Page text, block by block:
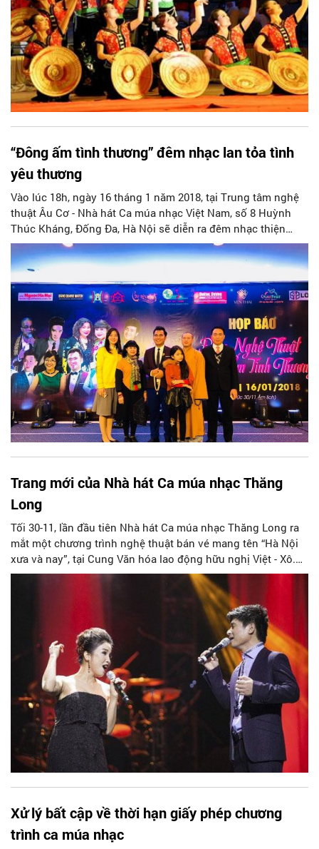
“Đông ấm tình thương” đêm nhạc lan tỏa tình
yêu thương
Vào lúc 18h, ngày 16 tháng 1 năm 2018, tại Trung tâm nghệ
thuật Âu Cơ - Nhà hát Ca múa nhạc Việt Nam, số 8 Huỳnh
Thúc Kháng, Đống Đa, Hà Nội sẽ diễn ra đêm nhạc thiện
nguyện “Đông Ấm Tình Thương” gây quỹ xây dựng trại trẻ
mồ côi, nhà tình thương, nghĩa trang thai nhi, nhà bảo ôn
thai nhi trên diện tích 360.000m2 ở thôn Yên Xá, xã Phan
Đình Phùng, huyện Mỹ Hào, tỉnh Hưng Yên. Báo Người Hà
Nội là đơn vị đồng hành bảo trợ truyền thông chính của
chương trình "Đông ấm tình thương"
Trang mới của Nhà hát Ca múa nhạc Thăng
Long
Tối 30-11, lần đầu tiên Nhà hát Ca múa nhạc Thăng Long ra
mắt một chương trình nghệ thuật bán vé mang tên “Hà Nội
xưa và nay”, tại Cung Văn hóa lao động hữu nghị Việt - Xô.
Đây là dấu mốc quan trọng mở ra trang mới cho đơn vị nghệ
thuật của Thủ đô. Phóng viên có cuộc trao đổi với Giám đốc
Nhà hát Ca múa nhạc Thăng Long, Nghệ sĩ ưu tú Huỳnh Tấn
Minh về nội dung chương trình và hướng đi sắp tới của nhà
Xử lý bất cập về thời hạn giấy phép chương
trình ca múa nhạc